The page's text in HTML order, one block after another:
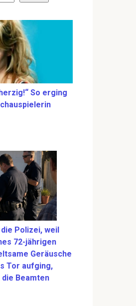
So erging
Polizei, weil
72-jährigen
Geräusche
Tor aufging,
Beamten